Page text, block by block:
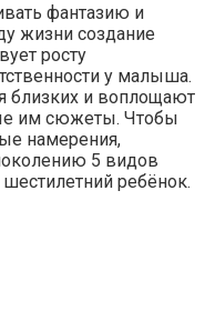
фантазию и
жизни создание
росту
у малыша.
близких и воплощают
им сюжеты. Чтобы
намерения,
5 видов
ребёнок.